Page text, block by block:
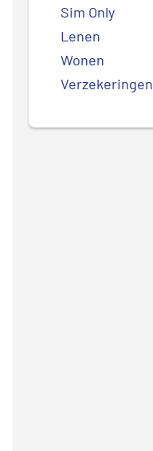
Sim Only
Lenen
Wonen
Verzekeringen